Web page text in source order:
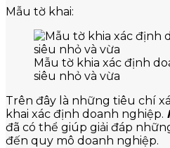
Mẫu tờ khai:
Mẫu tờ khia xác định
siêu nhỏ và vừa
Trên đây là những tiêu chí
khai xác định doanh nghiệp.
đã có thể giúp giải đáp
đến quy mô doanh nghiệp.